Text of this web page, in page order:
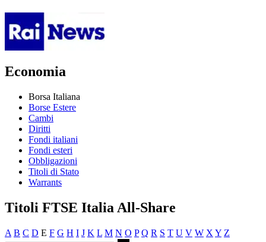
Economia
Borsa Italiana
Borse Estere
Cambi
Diritti
Fondi italiani
Fondi esteri
Obbligazioni
Titoli di Stato
Warrants
Titoli FTSE Italia All-Share
A B C D E F G H I J K L M N O P Q R S T U V W X Y Z